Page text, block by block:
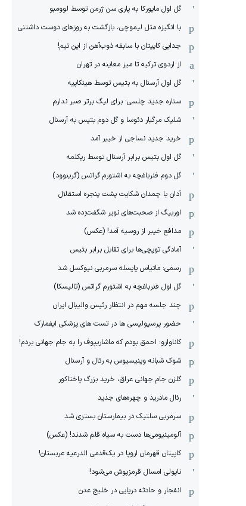
گل اول مایورکا به پاری سن ژرمن توسط لوومبو
با انگیزه مثل لیموچی، بازگشت به روزهای دوست داشتنی
جدایی کاپیتان با سابقه ذوب‌آهن از این تیم!
از اردوی ترکیه تا میز معاینه در تهران
گل اول آرسنال به بتیس توسط هینکاپیه
ستاره جدید چلسی: برای لیگ برتر صبر ندارم
شلیک مرگبار دئوسا و گل دوم بتیس به آرسنال
خرید جدید نساجی از خیبر آمد
گل اول بتیس برابر آرسنال توسط ریکلمه
گل دوم فنرباغچه به اشتورم گراتس (گرینوود)
آدان با چمدان شکایت پشت پنجره استقلال
اوربیگ از صحبت‌های نویر شگفت‌زده شد
مدافع خیبر از روسیه آمد! (عکس)
آمادگی توپچی‌ها برای تقابل برابر بتیس
رسمی: ماتیاس یایسله سرمربی نیوکسل شد
گل اول فنرباغچه به اشتورم گراتس (تالیسکا)
چند جلسه مهم در انتظار رئیس والیبال ایران
حضور پرسپولیسی ها در تست های پزشکی ایفمارک
کاناوارو: احمق بودم که ماشاریپوف را به جام جهانی بردم!
شوک شبانه وینیسیوس به رئال و آرسنال
گلزن جام جهانی عراق، خرید بزرگ پاختاکور
رئال مادرید و چهره‌های جدید
سرمربی سلتیک در بیمارستان بستری شد
آلومینیومی‌ها دست به سیاه قلم شدند! (عکس)
کاپیتان قهرمان اروپا در یک‌قدمی الدرعیه عربستان!
ناپولی امسال قرمزپوش می‌شود!
انفجار و حادثه دریایی در خلیج عدن